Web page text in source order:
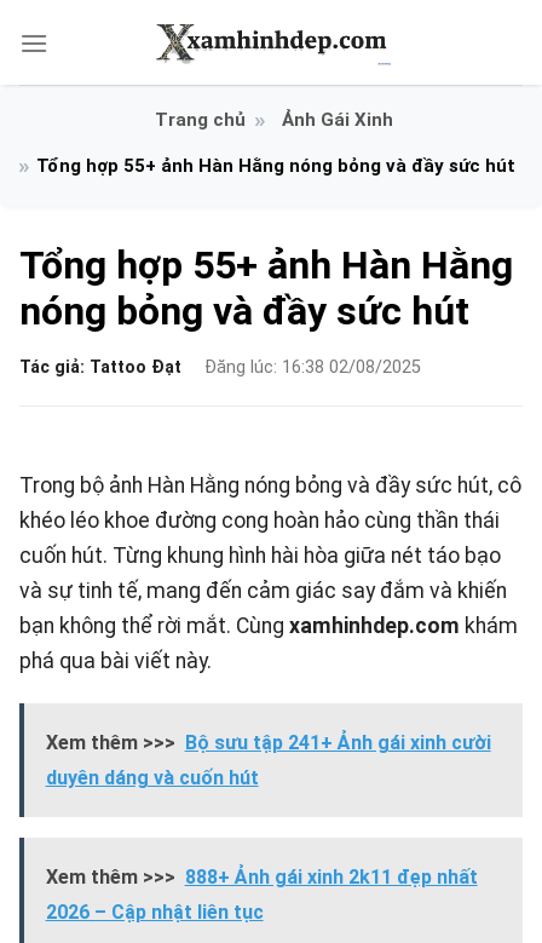
qua
Ảnh Gái Xinh
Tổng hợp 55+ ảnh Hàn Hằng nóng bỏng và đầy sức hút
Tổng hợp 55+ ảnh Hàn Hằng
nóng bỏng và đầy sức hút
Tác giả: Tattoo Đạt Đăng lúc: 16:38 02/08/2025
Trong bộ ảnh Hàn Hằng nóng bỏng và đầy sức hút, cô
khéo léo khoe đường cong hoàn hảo cùng thần thái
cuốn hút. Từng khung hình hài hòa giữa nét táo bạo
và sự tinh tế, mang đến cảm giác say đắm và khiến
bạn không thể rời mắt. Cùng xamhinhdep.com khám
phá qua bài viết này.
Xem thêm >>> Bộ sưu tập 241+ Ảnh gái xinh cười
duyên dáng và cuốn hút
Xem thêm >>> 888+ Ảnh gái xinh 2k11 đẹp nhất
2026 – Cập nhật liên tục